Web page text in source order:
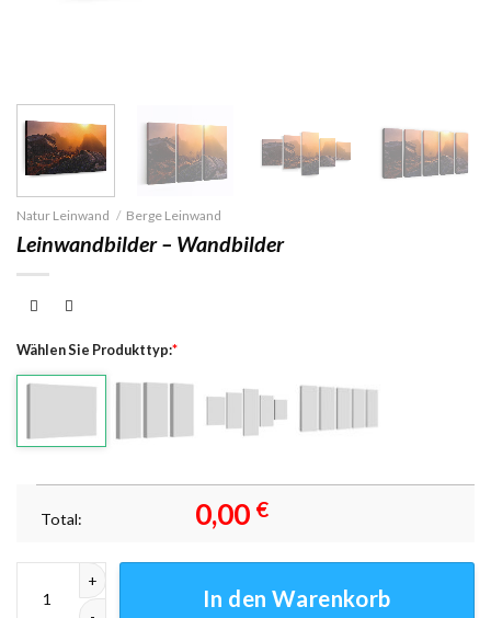
Natur Leinwand / Berge Leinwand
Leinwandbilder – Wandbilder
Wählen Sie Produkttyp:*
Total: 0,00 €
In den Warenkorb